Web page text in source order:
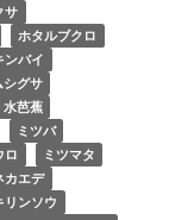
サ
ホタルブクロ
ンバイ
シグサ
水芭蕉
ミツバ
ロ
ミツマタ
カエデ
リンソウ